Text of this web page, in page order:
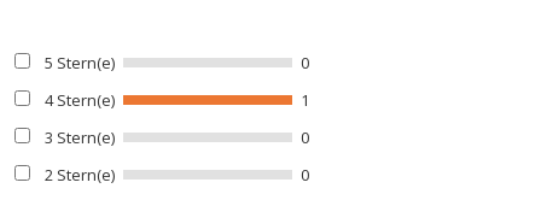
5 Stern(e)
0
4 Stern(e)
1
3 Stern(e)
0
2 Stern(e)
0